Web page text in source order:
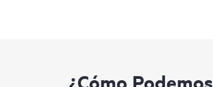
¿Cómo Podemos